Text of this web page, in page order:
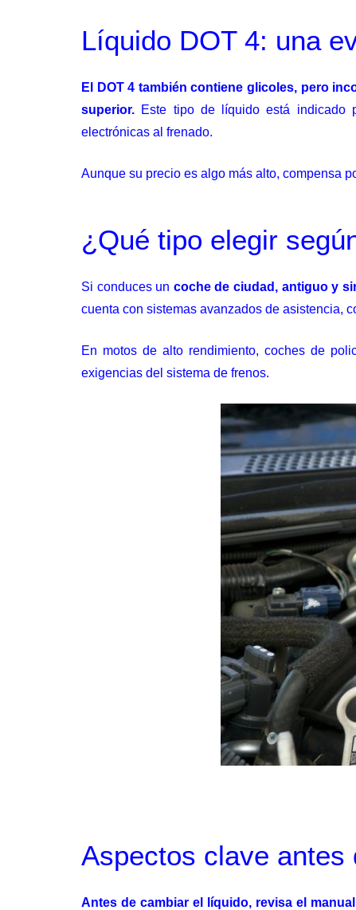
Líquido DOT 4: una
El DOT 4 también contiene glicoles, pero
superior. Este tipo de líquido está indicado
electrónicas al frenado.
Aunque su precio es algo más alto, compensa
¿Qué tipo elegir
Si conduces un coche de ciudad, antiguo y
cuenta con sistemas avanzados de asistencia,
En motos de alto rendimiento, coches de
exigencias del sistema de frenos.
Aspectos clave antes
Antes de cambiar el líquido, revisa el